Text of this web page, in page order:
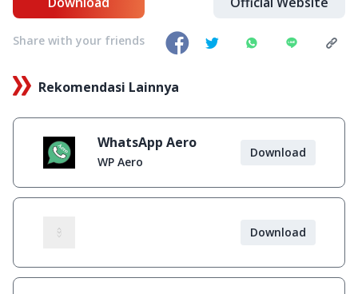
Share with your friends
Rekomendasi Lainnya
WhatsApp Aero
WP Aero
Download
Download